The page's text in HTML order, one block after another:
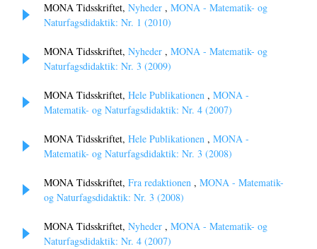
MONA Tidsskriftet, Nyheder , MONA - Matematik- og
Naturfagsdidaktik: Nr. 1 (2010)
MONA Tidsskriftet, Nyheder , MONA - Matematik- og
Naturfagsdidaktik: Nr. 3 (2009)
MONA Tidsskriftet, Hele Publikationen , MONA -
Matematik- og Naturfagsdidaktik: Nr. 4 (2007)
MONA Tidsskriftet, Hele Publikationen , MONA -
Matematik- og Naturfagsdidaktik: Nr. 3 (2008)
MONA Tidsskriftet, Fra redaktionen , MONA - Matematik-
og Naturfagsdidaktik: Nr. 3 (2008)
MONA Tidsskriftet, Nyheder , MONA - Matematik- og
Naturfagsdidaktik: Nr. 4 (2007)